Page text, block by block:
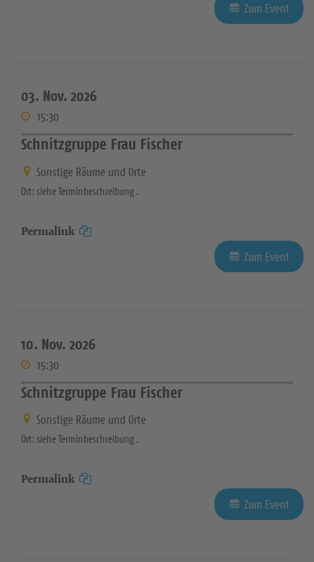
Zum Event
03. Nov. 2026
15:30
Schnitzgruppe Frau Fischer
Sonstige Räume und Orte
Ort: siehe Terminbeschreibung .
Permalink
Zum Event
10. Nov. 2026
15:30
Schnitzgruppe Frau Fischer
Sonstige Räume und Orte
Ort: siehe Terminbeschreibung .
Permalink
Zum Event